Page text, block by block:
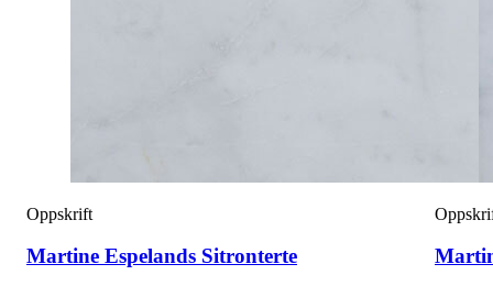
Oppskrift
Martine Espelands Sitronterte